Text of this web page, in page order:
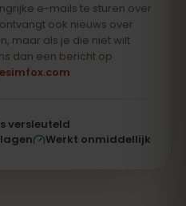
e-mails te sturen over
ook nieuws over
maar als je die niet wilt
dan een bericht op
versleuteld
Werkt onmiddellijk